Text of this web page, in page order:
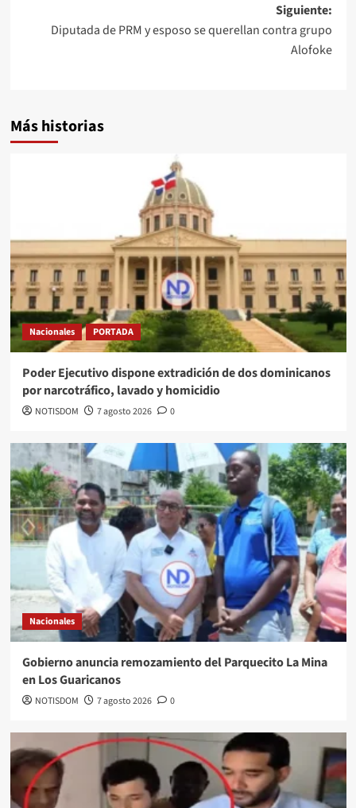
Siguiente:
Diputada de PRM y esposo se querellan contra grupo
Alofoke
Más historias
Nacionales PORTADA
Poder Ejecutivo dispone extradición de dos dominicanos
por narcotráfico, lavado y homicidio
NOTISDOM 7 agosto 2026 0
Nacionales
Gobierno anuncia remozamiento del Parquecito La Mina
en Los Guaricanos
NOTISDOM 7 agosto 2026 0